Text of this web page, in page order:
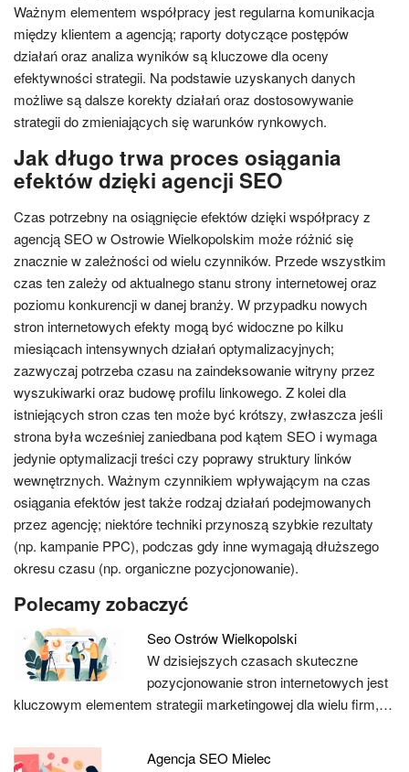
Ważnym elementem współpracy jest regularna komunikacja
między klientem a agencją; raporty dotyczące postępów
działań oraz analiza wyników są kluczowe dla oceny
efektywności strategii. Na podstawie uzyskanych danych
możliwe są dalsze korekty działań oraz dostosowywanie
strategii do zmieniających się warunków rynkowych.
Jak długo trwa proces osiągania
efektów dzięki agencji SEO
Czas potrzebny na osiągnięcie efektów dzięki współpracy z
agencją SEO w Ostrowie Wielkopolskim może różnić się
znacznie w zależności od wielu czynników. Przede wszystkim
czas ten zależy od aktualnego stanu strony internetowej oraz
poziomu konkurencji w danej branży. W przypadku nowych
stron internetowych efekty mogą być widoczne po kilku
miesiącach intensywnych działań optymalizacyjnych;
zazwyczaj potrzeba czasu na zaindeksowanie witryny przez
wyszukiwarki oraz budowę profilu linkowego. Z kolei dla
istniejących stron czas ten może być krótszy, zwłaszcza jeśli
strona była wcześniej zaniedbana pod kątem SEO i wymaga
jedynie optymalizacji treści czy poprawy struktury linków
wewnętrznych. Ważnym czynnikiem wpływającym na czas
osiągania efektów jest także rodzaj działań podejmowanych
przez agencję; niektóre techniki przynoszą szybkie rezultaty
(np. kampanie PPC), podczas gdy inne wymagają dłuższego
okresu czasu (np. organiczne pozycjonowanie).
Polecamy zobaczyć
Seo Ostrów Wielkopolski
W dzisiejszych czasach skuteczne
pozycjonowanie stron internetowych jest
kluczowym elementem strategii marketingowej dla wielu firm,…
Agencja SEO Mielec